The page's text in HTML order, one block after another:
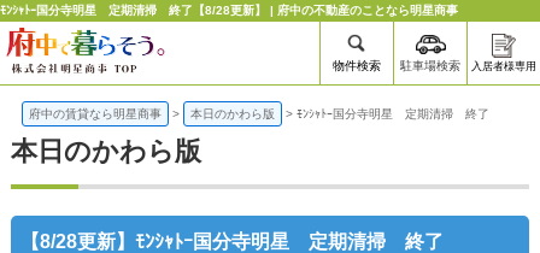
ﾓﾝｼｬﾄｰ国分寺明星 定期清掃 終了【8/28更新】 | 府中の不動産のことなら明星商事
物件検索 駐車場検索 入居者様専用
府中の賃貸なら明星商事 > 本日のかわら版 > ﾓﾝｼｬﾄｰ国分寺明星 定期清掃 終了
本日のかわら版
【8/28更新】ﾓﾝｼｬﾄｰ国分寺明星 定期清掃 終了